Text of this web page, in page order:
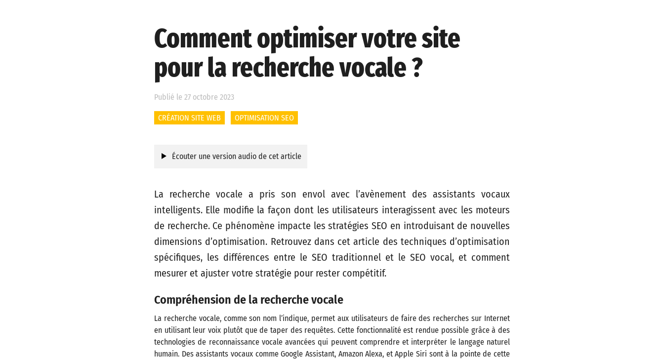
Comment optimiser votre site
pour la recherche vocale ?
Publié le 27 octobre 2023
CRÉATION SITE WEB OPTIMISATION SEO
Écouter une version audio de cet article
La recherche vocale a pris son envol avec l’avènement des assistants vocaux
intelligents. Elle modifie la façon dont les utilisateurs interagissent avec les moteurs
de recherche. Ce phénomène impacte les stratégies SEO en introduisant de nouvelles
dimensions d’optimisation. Retrouvez dans cet article des techniques d’optimisation
spécifiques, les différences entre le SEO traditionnel et le SEO vocal, et comment
mesurer et ajuster votre stratégie pour rester compétitif.
Compréhension de la recherche vocale
La recherche vocale, comme son nom l’indique, permet aux utilisateurs de faire des recherches sur Internet
en utilisant leur voix plutôt que de taper des requêtes. Cette fonctionnalité est rendue possible grâce à des
technologies de reconnaissance vocale avancées qui peuvent comprendre et interpréter le langage naturel
humain. Des assistants vocaux comme Google Assistant, Amazon Alexa, et Apple Siri sont à la pointe de cette